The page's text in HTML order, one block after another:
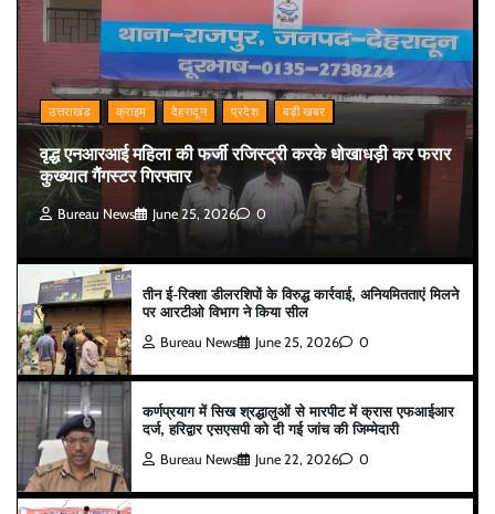
उत्तराखंड क्राइम देहरादून प्रदेश बड़ी खबर
वृद्ध एनआरआई महिला की फर्जी रजिस्ट्री करके धोखाधड़ी कर फरार
कुख्यात गैंगस्टर गिरफ्तार
Bureau News June 25, 2026 0
तीन ई-रिक्शा डीलरशिपों के विरुद्ध कार्रवाई, अनियमितताएं मिलने
पर आरटीओ विभाग ने किया सील
Bureau News June 25, 2026 0
कर्णप्रयाग में सिख श्रद्धालुओं से मारपीट में क्रास एफआईआर
दर्ज, हरिद्वार एसएसपी को दी गई जांच की जिम्मेदारी
Bureau News June 22, 2026 0